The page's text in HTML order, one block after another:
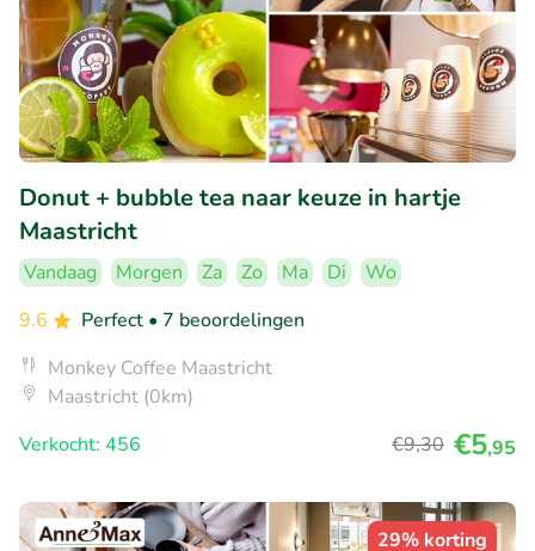
Donut + bubble tea naar keuze in hartje
Maastricht
Vandaag Morgen Za Zo Ma Di
Wo
9.6
Perfect • 7 beoordelingen
Monkey Coffee Maastricht
Maastricht (0km)
Verkocht: 456
€9,30 €5,95
29% korting